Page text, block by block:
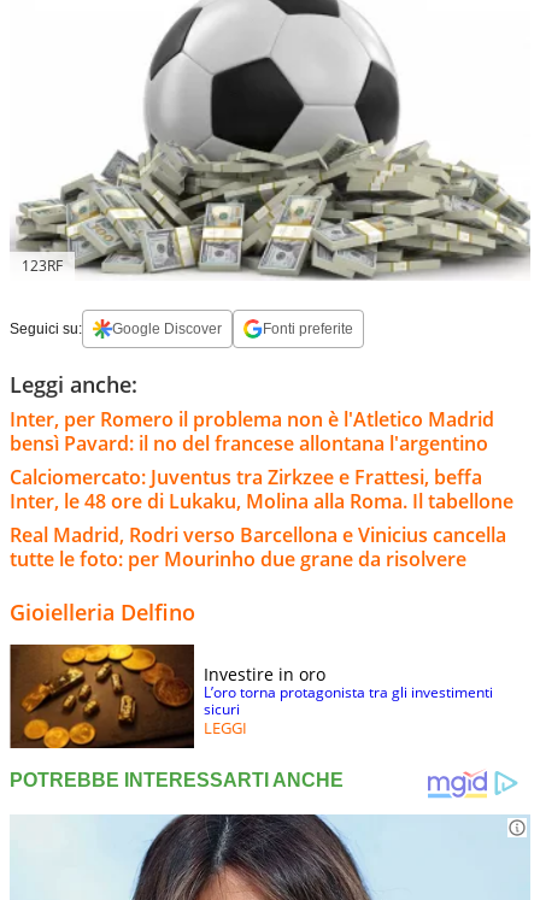
123RF
Seguici su: Google Discover Fonti preferite
Leggi anche:
Inter, per Romero il problema non è l'Atletico Madrid
bensì Pavard: il no del francese allontana l'argentino
Calciomercato: Juventus tra Zirkzee e Frattesi, beffa
Inter, le 48 ore di Lukaku, Molina alla Roma. Il tabellone
Real Madrid, Rodri verso Barcellona e Vinicius cancella
tutte le foto: per Mourinho due grane da risolvere
Gioielleria Delfino
Investire in oro
L’oro torna protagonista tra gli investimenti
sicuri
LEGGI